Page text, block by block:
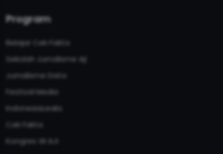
Program
Belajar Cek Fakta
Sekolah Jurnalisme Aji
Jurnalisme Data
Festival Media
IndonesiaLeaks
Cek Fakta
Kongres XII AJI